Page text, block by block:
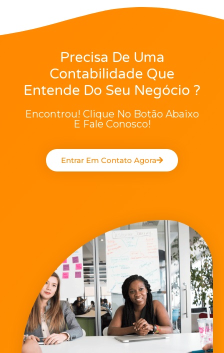
Precisa De Uma
Contabilidade Que
Entende Do Seu Negócio ?
Encontrou! Clique No Botão Abaixo
E Fale Conosco!
Entrar Em Contato Agora